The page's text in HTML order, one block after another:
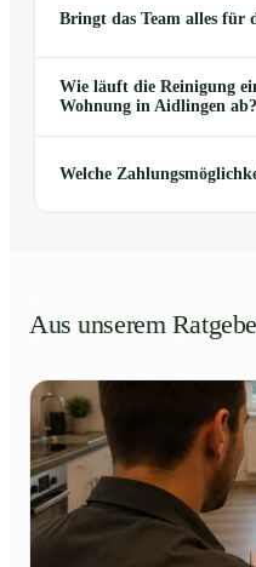
Bringt das Team alles für
Wie läuft die Reinigung
Wohnung in Aidlingen ab?
Welche
Aus unserem